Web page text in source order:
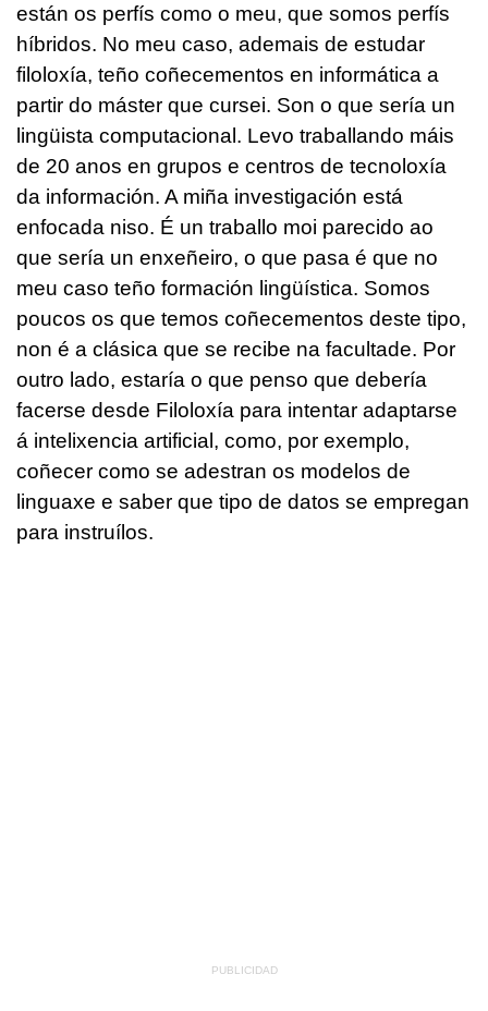
están os perfís como o meu, que somos perfís
híbridos. No meu caso, ademais de estudar
filoloxía, teño coñecementos en informática a
partir do máster que cursei. Son o que sería un
lingüista computacional. Levo traballando máis
de 20 anos en grupos e centros de tecnoloxía
da información. A miña investigación está
enfocada niso. É un traballo moi parecido ao
que sería un enxeñeiro, o que pasa é que no
meu caso teño formación lingüística. Somos
poucos os que temos coñecementos deste tipo,
non é a clásica que se recibe na facultade. Por
outro lado, estaría o que penso que debería
facerse desde Filoloxía para intentar adaptarse
á intelixencia artificial, como, por exemplo,
coñecer como se adestran os modelos de
linguaxe e saber que tipo de datos se empregan
para instruílos.